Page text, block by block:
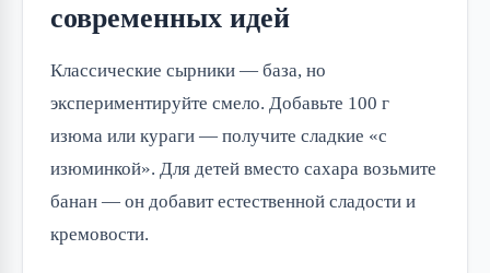
современных идей
Классические сырники — база, но
экспериментируйте смело. Добавьте 100 г
изюма или кураги — получите сладкие «с
изюминкой». Для детей вместо сахара возьмите
банан — он добавит естественной сладости и
кремовости.